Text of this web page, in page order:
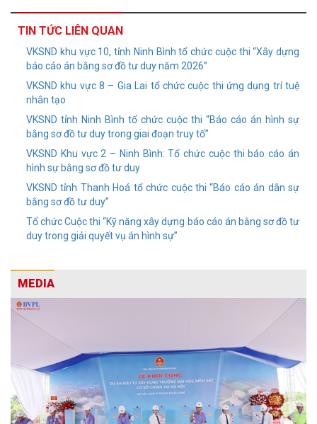
TIN TỨC LIÊN QUAN
VKSND khu vực 10, tỉnh Ninh Bình tổ chức cuộc thi “Xây dựng
báo cáo án bằng sơ đồ tư duy năm 2026”
VKSND khu vực 8 – Gia Lai tổ chức cuộc thi ứng dụng trí tuệ
nhân tạo
VKSND tỉnh Ninh Bình tổ chức cuộc thi “Báo cáo án hình sự
bằng sơ đồ tư duy trong giai đoạn truy tố”
VKSND Khu vực 2 – Ninh Bình: Tổ chức cuộc thi báo cáo án
hình sự bằng sơ đồ tư duy
VKSND tỉnh Thanh Hoá tổ chức cuộc thi “Báo cáo án dân sự
bằng sơ đồ tư duy”
Tổ chức Cuộc thi “Kỹ năng xây dựng báo cáo án bằng sơ đồ tư
duy trong giải quyết vụ án hình sự”
MEDIA